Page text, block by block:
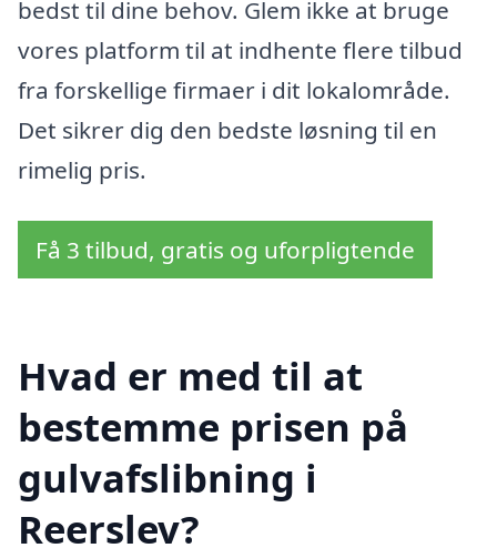
bedst til dine behov. Glem ikke at bruge
vores platform til at indhente flere tilbud
fra forskellige firmaer i dit lokalområde.
Det sikrer dig den bedste løsning til en
rimelig pris.
Få 3 tilbud, gratis og uforpligtende
Hvad er med til at
bestemme prisen på
gulvafslibning i
Reerslev?